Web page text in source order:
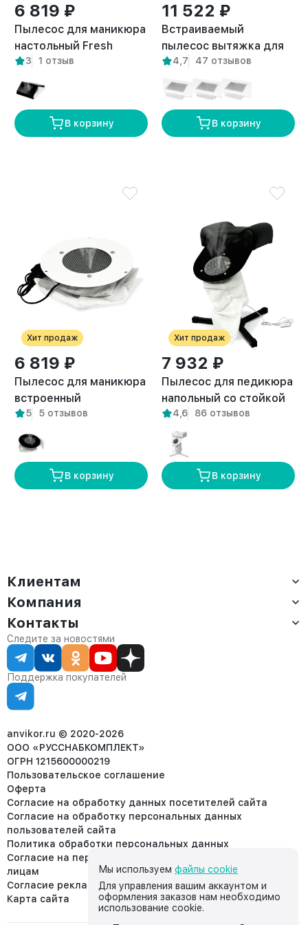
6 819 ₽
Пылесос для маникюра
настольный Fresh
белый
3 1 отзыв
В корзину
11 522 ₽
Встраиваемый
пылесос вытяжка для
маникюра Flow правый
выход
4,7 47 отзывов
В корзину
Хит продаж
6 819 ₽
Пылесос для маникюра
встроенный
встраиваемый Pure
белый
5 5 отзывов
В корзину
Хит продаж
7 932 ₽
Пылесос для педикюра
напольный со стойкой
Breeze черный
4,6 86 отзывов
В корзину
Клиентам
Доставка
Оплата
Сервис
Статус заказа
Статьи
Компания
О компании
Контакты
Партнёрам
Контакты
Отдел продаж:
8 (800) 234-22-62
corp@anvikor.ru
Ежедневно, с 7:00-19:00 (МСК)
Отдел рекламации:
8 (953) 455-25-61
Следите за новостями
Поддержка покупателей
anvikor.ru © 2020-2026
ООО «РУССНАБКОМПЛЕКТ»
ОГРН 1215600000219
Пользовательское соглашение
Оферта
Согласие на обработку данных посетителей сайта
Согласие на обработку персональных данных
пользователей сайта
Политика обработки персональных данных
Согласие на передачу персональных данных третьим
лицам
Согласие реклама
Карта сайта
Мы используем файлы cookie
Для управления вашим аккаунтом и
оформления заказов нам необходимо
использование cookie.